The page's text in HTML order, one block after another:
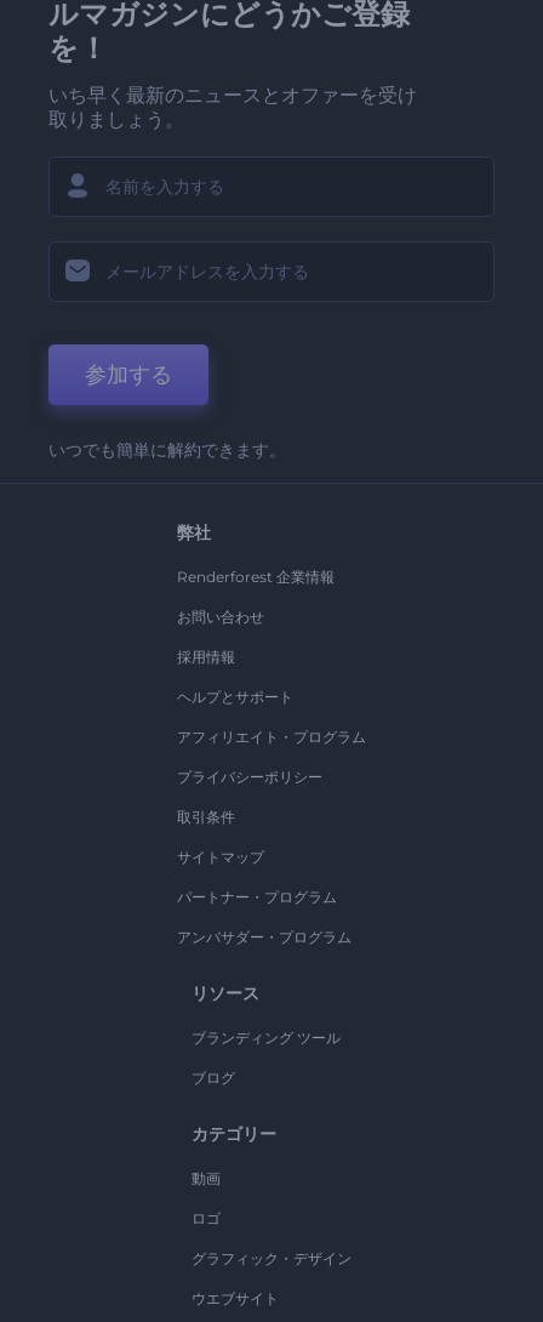
ルマガジンにどうかご登録
を！
いち早く最新のニュースとオファーを受け
取りましょう。
参加する
いつでも簡単に解約できます。
弊社
Renderforest 企業情報
お問い合わせ
採用情報
ヘルプとサポート
アフィリエイト・プログラム
プライバシーポリシー
取引条件
サイトマップ
パートナー・プログラム
アンバサダー・プログラム
リソース
ブランディング ツール
ブログ
カテゴリー
動画
ロゴ
グラフィック・デザイン
ウエブサイト